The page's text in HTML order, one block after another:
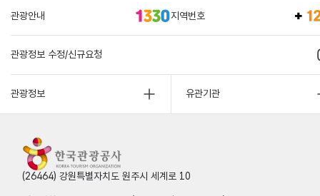
관광안내 지역번호
관광정보 수정/신규요청
관광정보 유관기관
(26464) 강원특별자치도 원주시 세계로 10